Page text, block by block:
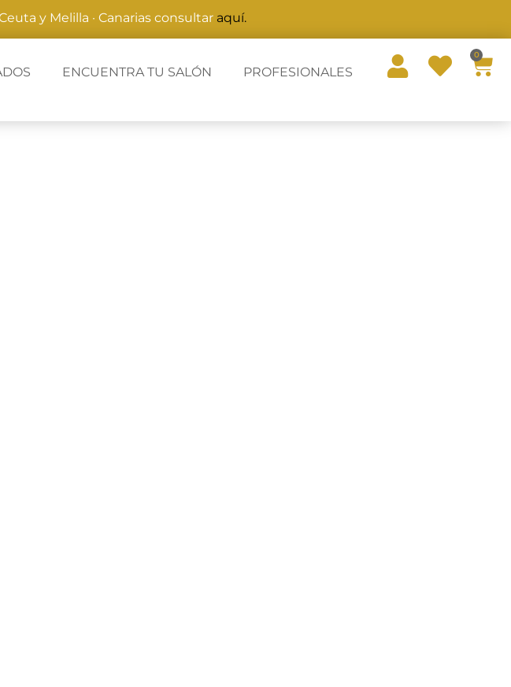
y Melilla · Canarias consultar aquí.
ENCUENTRA TU SALÓN PROFESIONALES
0